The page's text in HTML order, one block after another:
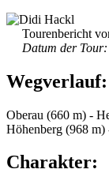
Tourenbericht
Datum der
Wegverlauf:
Oberau (660 m) -
Höhenberg (968 m)
Charakter: